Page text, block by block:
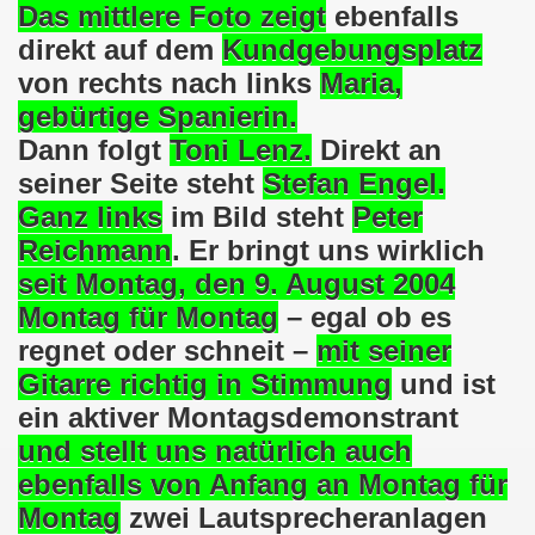
Das mittlere Foto zeigt ebenfalls
direkt auf dem Kundgebungsplatz
von rechts nach links Maria,
gebürtige Spanierin.
Dann folgt Toni Lenz. Direkt an
seiner Seite steht Stefan Engel.
Ganz links im Bild steht Peter
Reichmann. Er bringt uns wirklich
seit Montag, den 9. August 2004
Montag für Montag – egal ob es
regnet oder schneit – mit seiner
Gitarre richtig in Stimmung und ist
ein aktiver Montagsdemonstrant
und stellt uns natürlich auch
ebenfalls von Anfang an Montag für
Montag zwei Lautsprecheranlagen
Bewegung steht solidarisch am 17.07.2017 hinter
Emmerich, stellvertretender Bürgermeister von
Bewegung am 08.06.2026 hat stattgefunden am
Kathi“ am 11.05.2026 während der Kundgebung in
am 09.03.2026 verurteilt Nahostkrieg und
im neuen Jahr 2026 am 05.01.2026 mit dem
am 10.11.2025 auf der 793. Gelsenkirchener
zur Kommunalwahl am 14.09.2025 hier bei uns in
eine einzigartige Demonstration am 08.09.2025 hier bei
Gelsenkirchen am 08.09.2025 um 17.30 Uhr,